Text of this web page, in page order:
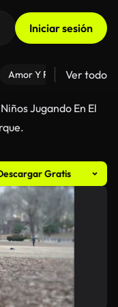
Iniciar sesión
Amor Y Relaciones
Ver todo
Niños Jugando En El
Gratis